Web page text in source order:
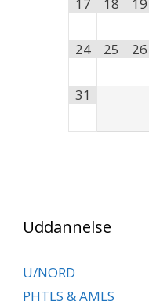
24 25 26
31
Uddannelse
U/NORD
PHTLS & AMLS